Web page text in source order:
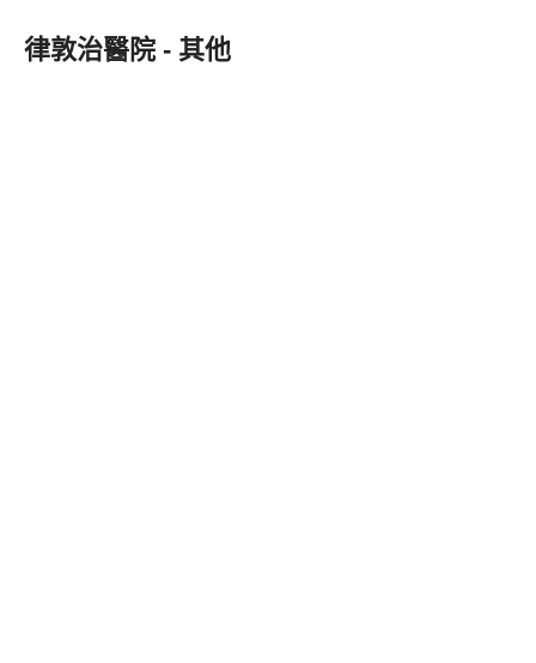
律敦治醫院 - 其他